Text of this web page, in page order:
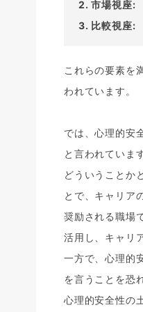
2. 市場視座:
3. 比較視座:
これらの要素を
われています。
では、心理的安
と言われています
どういうことか
とで、キャリア
奨励される職場
活用し、キャリ
一方で、心理的
を言うことを恐
心理的安全性の